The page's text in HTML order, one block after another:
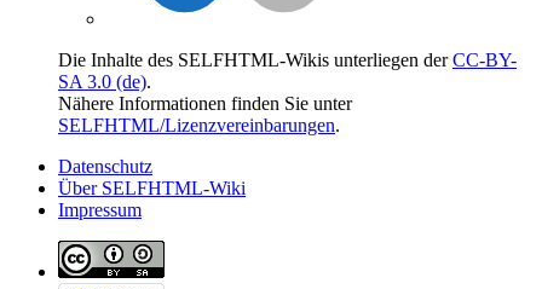
Die Inhalte des SELFHTML-Wikis unterliegen derCC-BY-
SA 3.0 (de).
Nähere Informationen finden Sie unter
SELFHTML/Lizenzvereinbarungen.
Datenschutz
Über SELFHTML-Wiki
Impressum